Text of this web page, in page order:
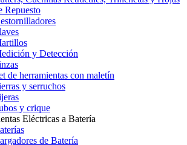
Repuesto
y Detección
de herramientas con maletín
y serruchos
y crique
Eléctricas a Batería
de Batería